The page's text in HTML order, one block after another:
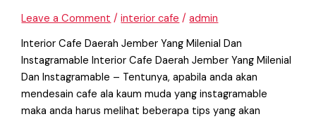
Leave a Comment /interior cafe /admin
Interior Cafe Daerah Jember Yang Milenial Dan
Instagramable Interior Cafe Daerah Jember Yang Milenial
Dan Instagramable – Tentunya, apabila anda akan
mendesain cafe ala kaum muda yang instagramable
maka anda harus melihat beberapa tips yang akan